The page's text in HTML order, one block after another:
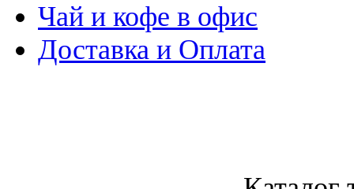
Чай и кофе в офис
Доставка и Оплата